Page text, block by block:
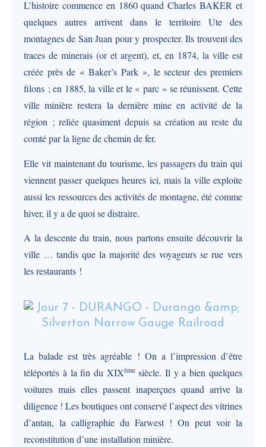
L’histoire commence en 1860 quand Charles BAKER et
quelques autres arrivent dans le territoire Ute des
montagnes de San Juan pour y prospecter. Ils trouvent des
traces de minerais (or et argent), et, en 1874, la ville est
créée près de « Baker’s Park », le secteur des premiers
filons ; en 1885, la ville et le « parc » se réunissent. Cette
ville minière restera la dernière mine en activité de la
région ; reliée quasiment depuis sa création au reste du
comté par la ligne de chemin de fer.
Elle vit maintenant du tourisme, les passagers du train qui
viennent passer quelques heures ici, mais la ville exploite
aussi les ressources des activités de montagne, été comme
hiver, il y a de quoi se distraire.
A la descente du train, nous partons ensuite découvrir la
ville … tandis que la majorité des voyageurs se rue vers
les restaurants !
La balade est très agréable ! On a l’impression d’être
téléportés à la fin du XIXème siècle. Il y a bien quelques
voitures mais elles passent inaperçues quand arrive la
diligence ! Les boutiques ont conservé l’aspect des vitrines
d’antan, la calligraphie du Farwest ! On peut voir la
reconstitution d’une installation minière.